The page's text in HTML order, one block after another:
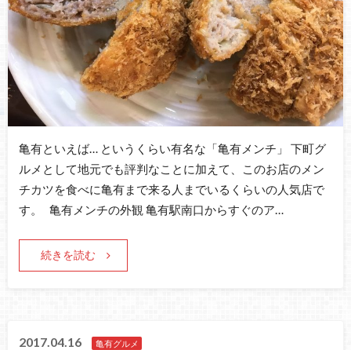
亀有といえば… というくらい有名な「亀有メンチ」 下町グ
ルメとして地元でも評判なことに加えて、このお店のメン
チカツを食べに亀有まで来る人までいるくらいの人気店で
す。 亀有メンチの外観 亀有駅南口からすぐのア…
続きを読む
2017.04.16 亀有グルメ